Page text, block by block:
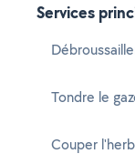
Services
Tondre le
Couper